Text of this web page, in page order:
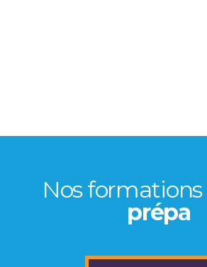
Nos formations
prépa